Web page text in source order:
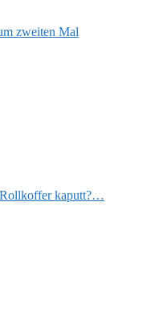
zweiten Mal
Rollkoffer kaputt?…